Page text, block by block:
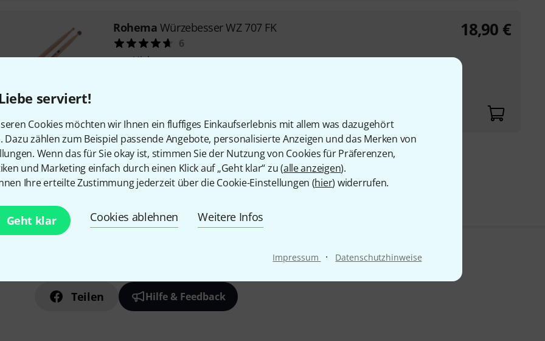
serviert!
Cookies möchten wir Ihnen ein fluffiges Einkaufserlebnis mit allem was dazugehört
Dazu zählen zum Beispiel passende Angebote, personalisierte Anzeigen und das Merken von
Wenn das für Sie okay ist, stimmen Sie der Nutzung von Cookies für Präferenzen,
und Marketing einfach durch einen Klick auf „Geht klar“ zu (alle anzeigen).
Ihre erteilte Zustimmung jederzeit über die Cookie-Einstellungen (hier) widerrufen.
Geht klar Cookies ablehnen Weitere Infos
Impressum · Datenschutzhinweise
Rohema Würzebesser WZ 707 FK
6
Hickory
18,90 €
Kostenloser Versand ab 29 €
Alle Preise inkl. MwSt.
Teilen Hilfe & Feedback